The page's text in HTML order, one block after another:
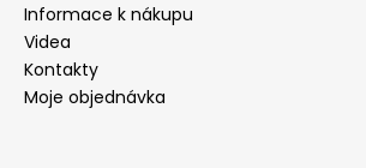
Informace k nákupu
Videa
Kontakty
Moje objednávka